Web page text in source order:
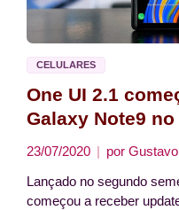
CELULARES
One UI 2.1
Galaxy Note9
23/07/2020 por
Lançado no segundo
começou a receber